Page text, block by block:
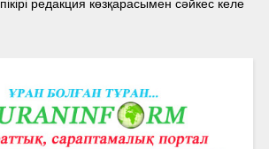
редакция көзқарасымен сәйкес келе